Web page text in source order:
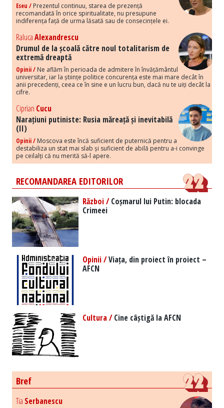
Eseu / Prezentul continuu, starea de prezență
recomandată în orice spiritualitate, nu presupune
indiferența față de urma lăsată sau de consecințele ei.
RalucaAlexandrescu
Drumul de la școală către noul totalitarism de
extremă dreaptă
Opinii / Ne aflăm în perioada de admitere în învățământul
universitar, iar la științe politice concurența este mai mare decât în
anii precedenți, ceea ce în sine e un lucru bun, dacă nu te uiți decât la
cifre.
Ciprian Cucu
Narațiuni putiniste: Rusia măreață și inevitabilă
(II)
Opinii / Moscova este încă suficient de puternică pentru a
destabiliza un stat mai slab și suficient de abilă pentru a-i convinge
pe ceilalți că nu merită să-l apere.
RECOMANDAREA EDITORILOR
Război /Coșmarul lui Putin: blocada
Crimeei
Opinii /Viața, din proiect în proiect –
AFCN
Cultura /Cine câștigă la AFCN
Bref
Tia Serbanescu